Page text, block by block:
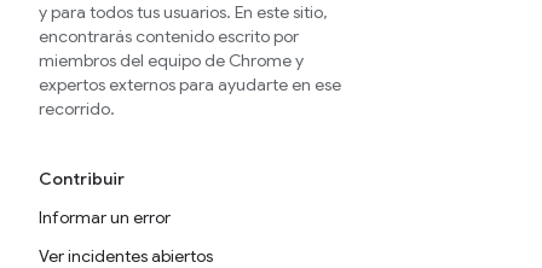
y para todos tus usuarios. En este sitio,
encontrarás contenido escrito por
miembros del equipo de Chrome y
expertos externos para ayudarte en ese
recorrido.
Contribuir
Informar un error
Ver incidentes abiertos